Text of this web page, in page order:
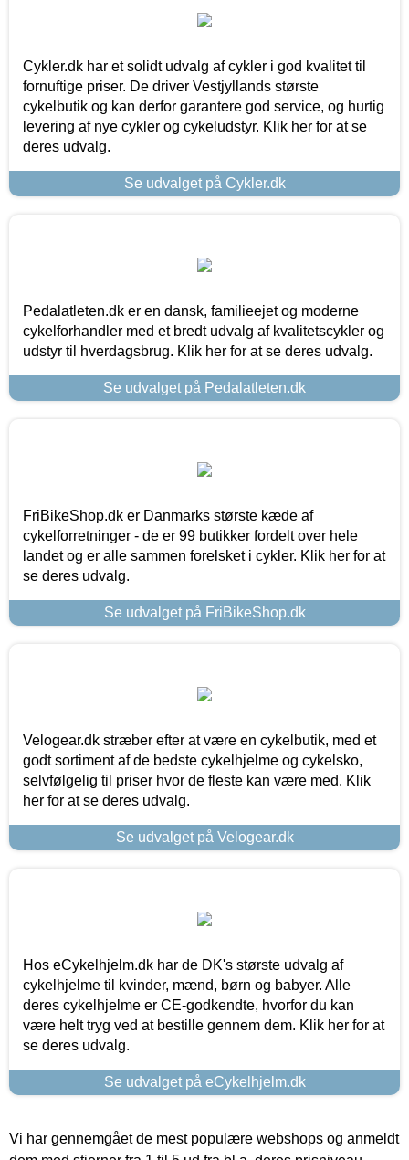
Cykler.dk har et solidt udvalg af cykler i god kvalitet til
fornuftige priser. De driver Vestjyllands største
cykelbutik og kan derfor garantere god service, og hurtig
levering af nye cykler og cykeludstyr. Klik her for at se
deres udvalg.
Se udvalget på Cykler.dk
Pedalatleten.dk er en dansk, familieejet og moderne
cykelforhandler med et bredt udvalg af kvalitetscykler og
udstyr til hverdagsbrug. Klik her for at se deres udvalg.
Se udvalget på Pedalatleten.dk
FriBikeShop.dk er Danmarks største kæde af
cykelforretninger - de er 99 butikker fordelt over hele
landet og er alle sammen forelsket i cykler. Klik her for at
se deres udvalg.
Se udvalget på FriBikeShop.dk
Velogear.dk stræber efter at være en cykelbutik, med et
godt sortiment af de bedste cykelhjelme og cykelsko,
selvfølgelig til priser hvor de fleste kan være med. Klik
her for at se deres udvalg.
Se udvalget på Velogear.dk
Hos eCykelhjelm.dk har de DK's største udvalg af
cykelhjelme til kvinder, mænd, børn og babyer. Alle
deres cykelhjelme er CE-godkendte, hvorfor du kan
være helt tryg ved at bestille gennem dem. Klik her for at
se deres udvalg.
Se udvalget på eCykelhjelm.dk
Vi har gennemgået de mest populære webshops og anmeldt